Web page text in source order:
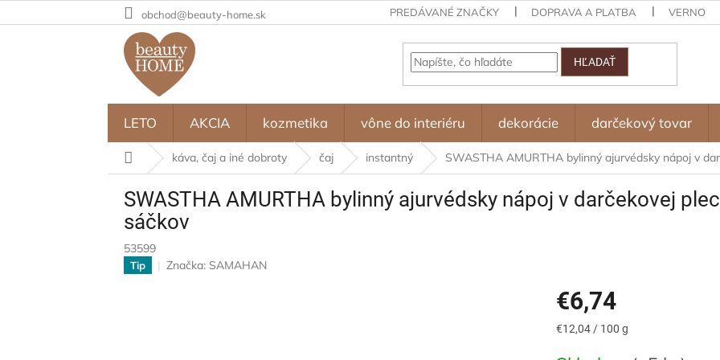
na
obchod@beauty-home.sk PREDÁVANÉ ZNAČKY DOPRAVA A PLATBA
HĽADAŤ
LETO AKCIA kozmetika vône do interiéru dekorácie darčekový tovar
Domovkáva, čaj a iné dobroty čaj instantný SWASTHA AMURTHA bylinný ajurvédsky nápoj v
SWASTHA AMURTHA bylinný ajurvédsky nápoj v darčekovej
sáčkov
53599
Tip Značka: SAMAHAN
€6,74
Jednotková
€12,04 / 100 g